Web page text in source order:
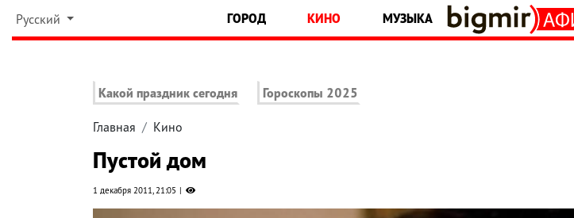
Русский ГОРОД КИНО МУЗЫКА
Какой праздник сегодня Гороскопы 2025
Главная Кино
Пустой дом
1 декабря 2011, 21:05